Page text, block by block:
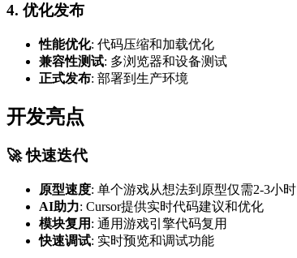
4. 优化发布
性能优化: 代码压缩和加载优化
兼容性测试: 多浏览器和设备测试
正式发布: 部署到生产环境
开发亮点
🚀 快速迭代
原型速度: 单个游戏从想法到原型仅需2-3小时
AI助力: Cursor提供实时代码建议和优化
模块复用 : 通用游戏引擎代码复用
快速调试: 实时预览和调试功能